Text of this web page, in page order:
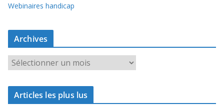
Webinaires handicap
Archives
r
c
Articles les plus lus